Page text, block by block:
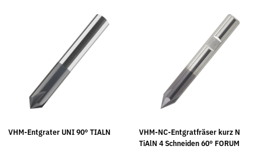
VHM-Entgrater UNI 90° TIALN
VHM-NC-Entgratfräser kurz N
TiAlN 4 Schneiden 60° FORUM